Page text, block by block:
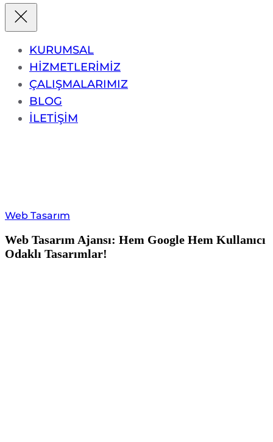
KURUMSAL
HİZMETLERİMİZ
ÇALIŞMALARIMIZ
BLOG
İLETİŞİM
Web Tasarım
Web Tasarım Ajansı: Hem Google Hem Kullanıcı
Odaklı Tasarımlar!